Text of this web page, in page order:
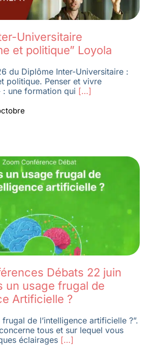
Universitaire
et politique” Loyola
du Diplôme Inter-Universitaire :
politique. Penser et vivre
: une formation qui […]
Débats 22 juin
un usage frugal de
Artificielle ?
frugal de l’intelligence artificielle ?”.
tous et sur lequel vous
éclairages[…]